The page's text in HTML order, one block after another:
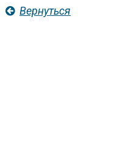
Вернуться